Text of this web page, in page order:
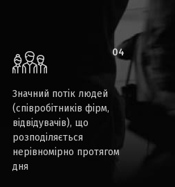
04
Значний потік людей
(співробітників фірм,
відвідувачів), що
розподіляється
нерівномірно протягом
дня